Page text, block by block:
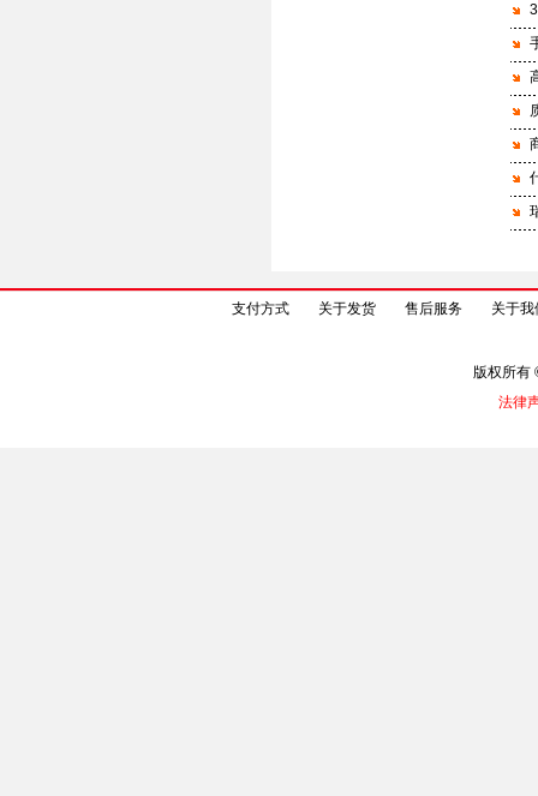
支付方式 关于发货 售后服务 关于我
版权所有
法律